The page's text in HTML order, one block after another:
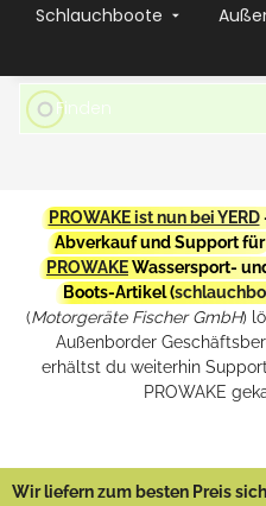
Schlauchboote
PROWAKE ist nun bei YERD
Abverkauf und Support für
PROWAKEWassersport-
Boots-Artikel (
(Motorgeräte Fischer GmbH)
Außenborder
erhältst du weiterhin
PROWAKE
Wir liefern zum besten Preis